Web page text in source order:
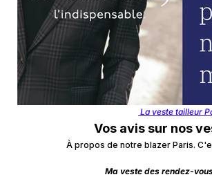
La veste tailleur
Vos avis sur nos
À propos de notre blazer Paris.
Ma veste des rendez-